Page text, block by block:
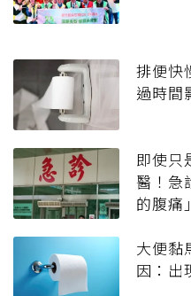
排便快
過時間
即使只
醫！急
的腹痛」
大便黏
因：出